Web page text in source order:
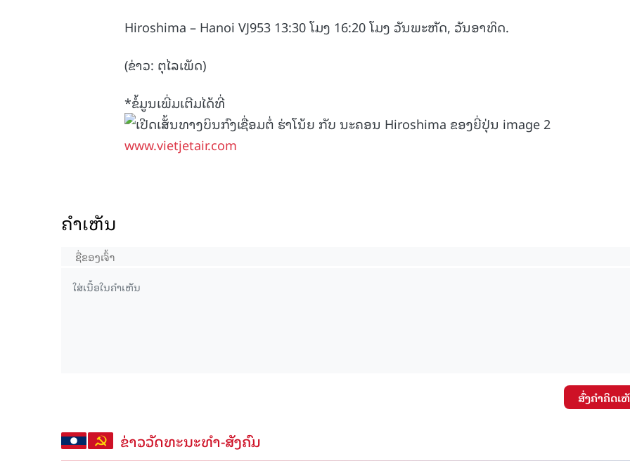
Hiroshima – Hanoi VJ953 13:30 ໂມງ 16:20 ໂມງ ວັນພະຫັດ, ວັນອາທິດ.
(ຂ່າວ: ຕຸໄລເພັດ)
*ຂໍ້ມູນເພີ່ມເຕີມໄດ້ທີ່
www.vietjetair.com
ຄໍາເຫັນ
ສົ່ງຄໍາຄິດເ
ຂ່າວວັດທະນະທຳ-ສັງຄົມ